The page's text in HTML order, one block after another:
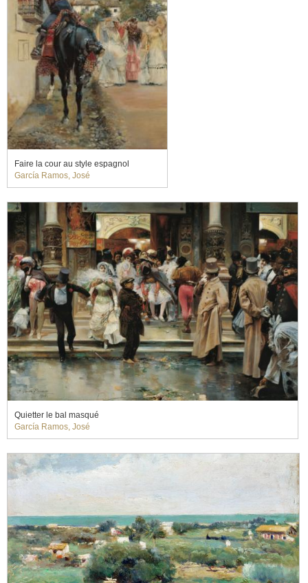
Faire la cour au style espagnol
García Ramos, José
Quietter le bal masqué
García Ramos, José